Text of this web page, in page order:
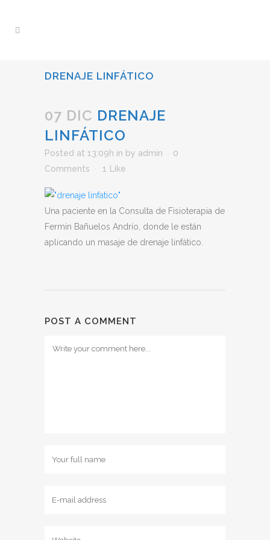
DRENAJE LINFÁTICO
07 DIC DRENAJE
LINFÁTICO
Posted at 13:09h in by admin
0
Comments
1 Like
Una paciente en la Consulta de Fisioterapia de
Fermín Bañuelos Andrío, donde le están
aplicando un masaje de drenaje linfático.
POST A COMMENT